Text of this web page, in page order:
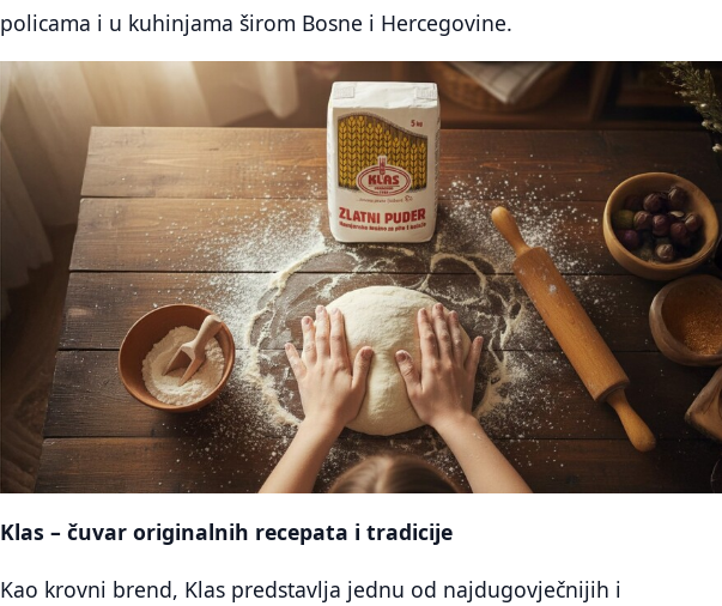
policama i u kuhinjama širom Bosne i Hercegovine.
Klas – čuvar originalnih recepata i tradicije
Kao krovni brend, Klas predstavlja jednu od najdugovječnijih i